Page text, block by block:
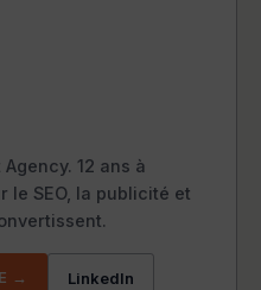
12 ans à
le SEO, la publicité et
→ LinkedIn